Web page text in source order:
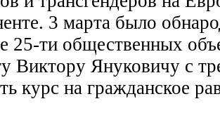
3 марта было
25-ти общественных
Виктору Януковичу с
курс на гражданское